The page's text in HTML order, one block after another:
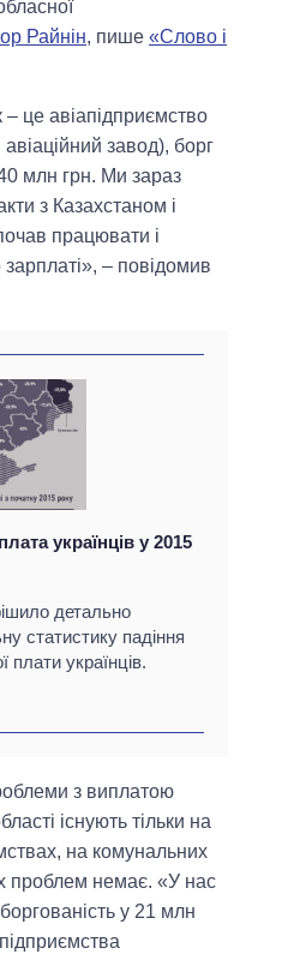
Райнін, пише «Слово і
це авіапідприємство
завод), борг
млн грн. Ми зараз
з Казахстаном і
працювати і
– повідомив
українців у 2015
детально
статистику падіння
плати українців.
з виплатою
існують тільки на
на комунальних
проблем немає. «У нас
у 21 млн